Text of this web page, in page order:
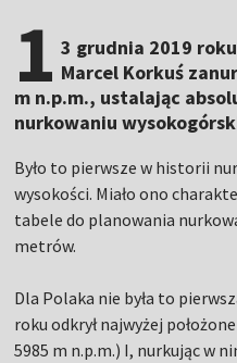
1 3 grudnia 2019
Marcel Korkuś
m n.p.m., ustalając
nurkowaniu
Było to pierwsze w historii
wysokości. Miało ono
tabele do planowania
metrów.
Dla Polaka nie była to
roku odkrył najwyżej
5985 m n.p.m.) I, nurkując w